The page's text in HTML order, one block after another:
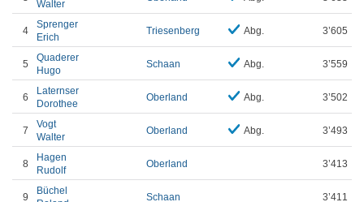
Walter
4
Sprenger
Erich
Triesenberg Abg. 3’605
5
Quaderer
Hugo
Schaan Abg. 3’559
6
Laternser
Dorothee
Oberland Abg. 3’502
7
Vogt
Walter
Oberland Abg. 3’493
8
Hagen
Rudolf
Oberland 3’413
9
Büchel
Schaan 3’411